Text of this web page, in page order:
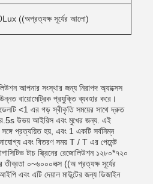
((অপ্রত্যক্ষ সূর্যের আলো)
আপনার সংস্থার জন্য নিরাপদ অ্যাক্সেস
বায়োমেট্রিক প্রযুক্তি ব্যবহার করে।
<1 এর গড় স্বীকৃতি সময়ের সাথে দ্রুত
উভয় আইরিস এবং মুখের জন্য. এই
প্রত্যয়িত হয়, এবং 1 একটি সর্বনিম্ন
এবং বিতরণ সময় T / T এর পেমেন্ট
টাচ স্ক্রিনের রেজোলিউশন ১২৮০*৭২০
তীব্রতা ০~৬০০০লক্স ((অ প্রত্যক্ষ সূর্যের
এবং এটি দেয়াল মাউন্টের জন্য ডিজাইন